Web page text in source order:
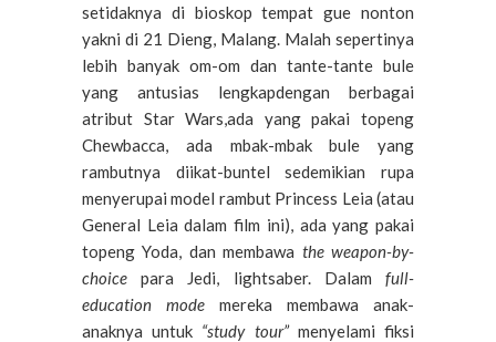
setidaknya di bioskop tempat gue nonton
yakni di 21 Dieng, Malang. Malah sepertinya
lebih banyak om-om dan tante-tante bule
yang antusias lengkapdengan berbagai
atribut Star Wars,ada yang pakai topeng
Chewbacca, ada mbak-mbak bule yang
rambutnya diikat-buntel sedemikian rupa
menyerupai model rambut Princess Leia (atau
General Leia dalam film ini), ada yang pakai
topeng Yoda, dan membawa the weapon-by-
choice para Jedi, lightsaber. Dalam full-
education mode mereka membawa anak-
anaknya untuk “study tour”menyelami fiksi